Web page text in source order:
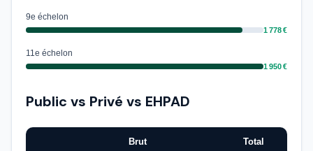
9e échelon
1 778 €
11e échelon
1 950 €
Public vs Privé vs EHPAD
Brut
Total